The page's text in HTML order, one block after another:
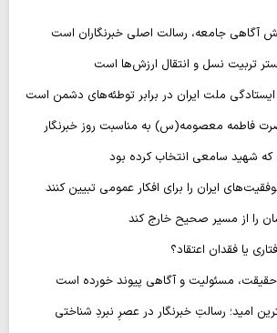
آگاهی جامعه، رسالت اصلی خبرنگاران است
تربیت نسل و انتقال ارزش‌ها است
ملت ایران در برابر توطئه‌های دشمن است
فاطمه معصومه(س) به مناسبت روز خبرنگار
شهید سامعی انتخاب کرده بود
ایران را برای افکار عمومی تبیین کنند
را از مسیر صحیح خارج کند
یا فقدان اعتقاد؟
حقیقت، مسئولیت و آگاهی پیوند خورده است
امید؛ رسالتِ خبرنگار در عصرِ نبردِ شناختی